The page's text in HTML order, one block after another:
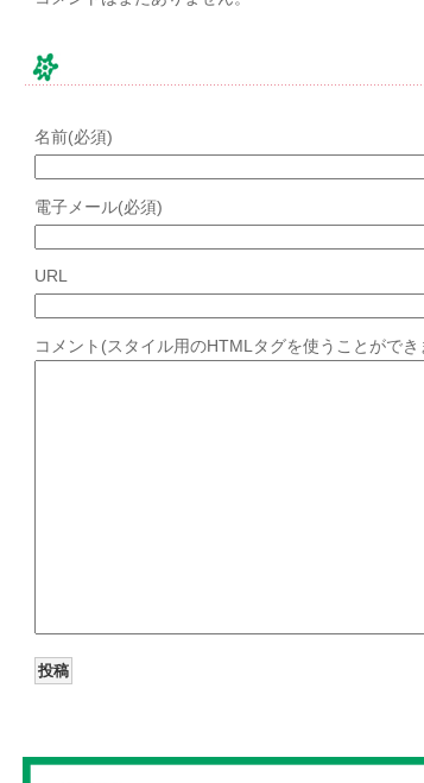
名前(必須)
電子メール(必須)
URL
コメント(スタイル用のHTMLタグを使うことができ